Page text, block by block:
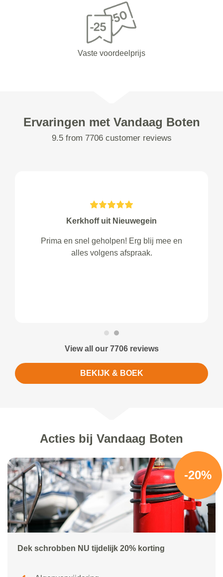
Vaste voordeelprijs
Ervaringen met Vandaag Boten
9.5 from 7706 customer reviews
Kerkhoff uit Nieuwegein
Prima en snel geholpen! Erg blij mee en
alles volgens afspraak.
View all our 7706 reviews
BEKIJK & BOEK
Acties bij Vandaag Boten
-20%
Dek schrobben NU tijdelijk 20% korting